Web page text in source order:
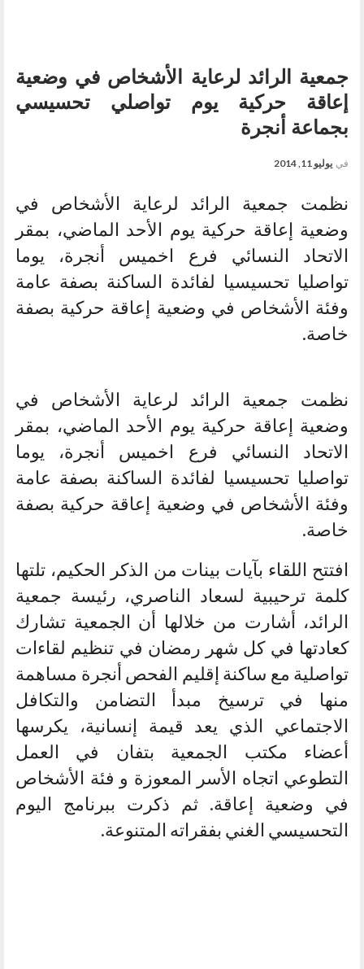
جمعية الرائد لرعاية الأشخاص في وضعية
إعاقة حركية يوم تواصلي تحسيسي
بجماعة أنجرة
في يوليو 11, 2014
نظمت جمعية الرائد لرعاية الأشخاص في
وضعية إعاقة حركية يوم الأحد الماضي، بمقر
الاتحاد النسائي فرع اخميس أنجرة، يوما
تواصليا تحسيسيا لفائدة الساكنة بصفة عامة
وفئة الأشخاص في وضعية إعاقة حركية بصفة
خاصة.
نظمت جمعية الرائد لرعاية الأشخاص في
وضعية إعاقة حركية يوم الأحد الماضي، بمقر
الاتحاد النسائي فرع اخميس أنجرة، يوما
تواصليا تحسيسيا لفائدة الساكنة بصفة عامة
وفئة الأشخاص في وضعية إعاقة حركية بصفة
خاصة.
افتتح اللقاء بآيات بينات من الذكر الحكيم، تلتها
كلمة ترحيبية لسعاد الناصري، رئيسة جمعية
الرائد، أشارت من خلالها أن الجمعية تشارك
كعادتها في كل شهر رمضان في تنظيم لقاءات
تواصلية مع ساكنة إقليم الفحص أنجرة مساهمة
منها في ترسيخ مبدأ التضامن والتكافل
الاجتماعي الذي يعد قيمة إنسانية، يكرسها
أعضاء مكتب الجمعية بتفان في العمل
التطوعي اتجاه الأسر المعوزة و فئة الأشخاص
في وضعية إعاقة. ثم ذكرت ببرنامج اليوم
التحسيسي الغني بفقراته المتنوعة.